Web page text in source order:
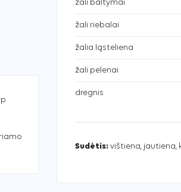
žali baltymai
žali riebalai
žalia ląsteliena
žali pelenai
drėgnis
Sudėtis: vištiena, jautiena,